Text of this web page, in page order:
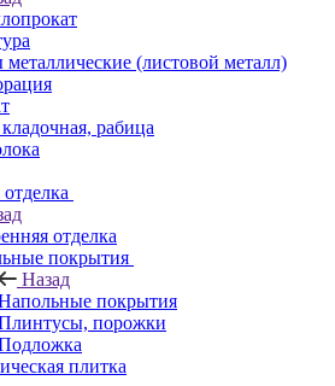
(листовой металл)
рабица
отделка
покрытия
Назад
покрытия
порожки
плитка